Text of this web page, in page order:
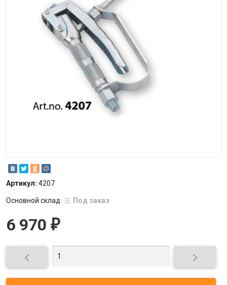
Артикул: 4207
Основной склад: Под заказ
6 970 ₽
 